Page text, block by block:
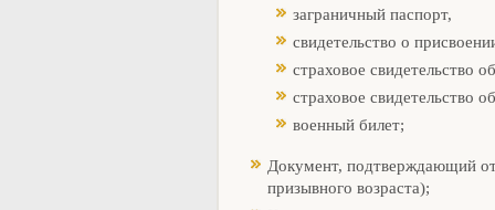
заграничный паспорт,
свидетельство о
страховое свидетельство
страховое свидетельство
военный билет;
Документ, подтверждающий
призывного возраста);